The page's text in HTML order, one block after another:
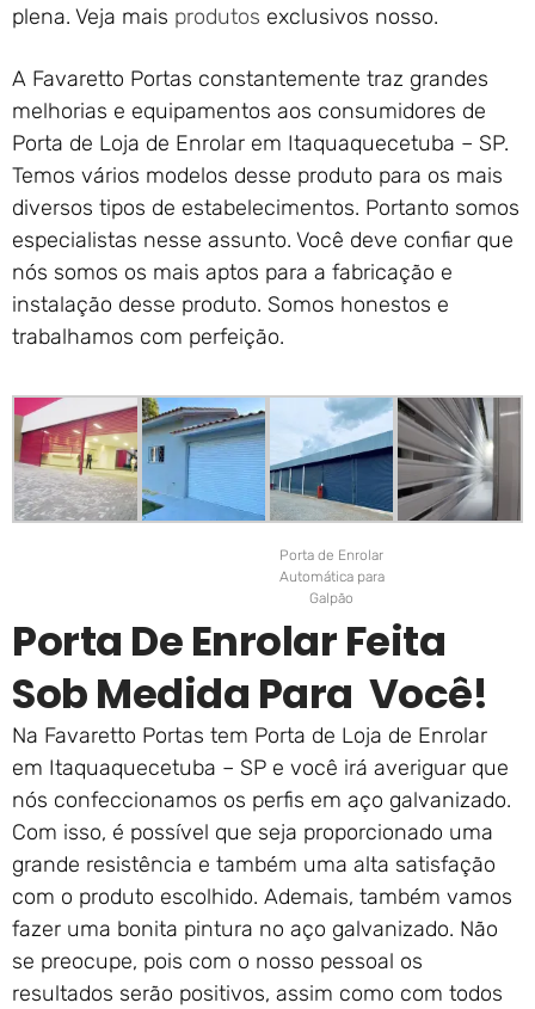
plena. Veja mais produtos exclusivos nosso.
A Favaretto Portas constantemente traz grandes
melhorias e equipamentos aos consumidores de
Porta de Loja de Enrolar em Itaquaquecetuba – SP.
Temos vários modelos desse produto para os mais
diversos tipos de estabelecimentos. Portanto somos
especialistas nesse assunto. Você deve confiar que
nós somos os mais aptos para a fabricação e
instalação desse produto. Somos honestos e
trabalhamos com perfeição.
Porta de Enrolar
Automática para
Galpão
Porta De Enrolar Feita
Sob Medida Para Você!
Na Favaretto Portas tem Porta de Loja de Enrolar
em Itaquaquecetuba – SP e você irá averiguar que
nós confeccionamos os perfis em aço galvanizado.
Com isso, é possível que seja proporcionado uma
grande resistência e também uma alta satisfação
com o produto escolhido. Ademais, também vamos
fazer uma bonita pintura no aço galvanizado. Não
se preocupe, pois com o nosso pessoal os
resultados serão positivos, assim como com todos